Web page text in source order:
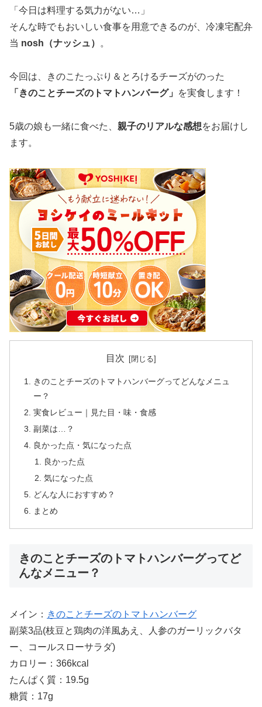
「今日は料理する気力がない…」
そんな時でもおいしい食事を用意できるのが、冷凍宅配弁
当 nosh（ナッシュ） 。
今回は、きのこたっぷり＆とろけるチーズがのった
「きのことチーズのトマトハンバーグ」
を実食します！
5歳の娘も一緒に食べた、 親子のリアルな感想をお届けし
ます。
目次
きのことチーズのトマトハンバーグってどんなメニュ
ー？
実食レビュー｜見た目・味・食感
副菜は…？
良かった点・気になった点
良かった点
気になった点
どんな人におすすめ？
まとめ
きのことチーズのトマトハンバーグってど
んなメニュー？
メイン： きのことチーズのトマトハンバーグ
副菜3品(枝豆と鶏肉の洋風あえ、人参のガーリックバタ
ー、コールスローサラダ)
カロリー：366kcal
たんぱく質：19.5g
糖質：17g